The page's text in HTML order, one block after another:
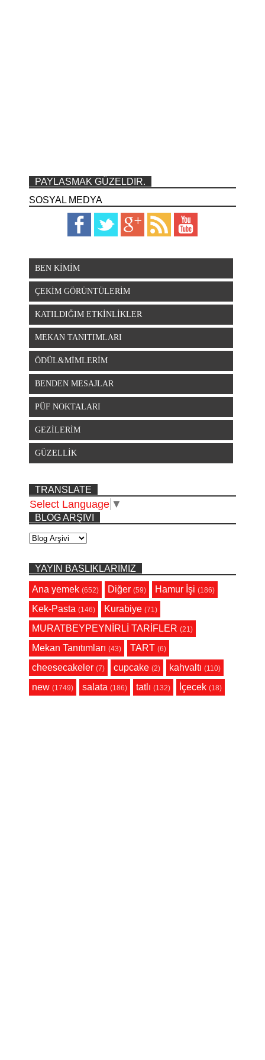
PAYLASMAK GÜZELDIR.
SOSYAL MEDYA
BEN KİMİM
ÇEKİM GÖRÜNTÜLERİM
KATILDIĞIM ETKİNLİKLER
MEKAN TANITIMLARI
ÖDÜL&MİMLERİM
BENDEN MESAJLAR
PÜF NOKTALARI
GEZİLERİM
GÜZELLİK
TRANSLATE
Select Language ▼
BLOG ARŞIVI
YAYIN BASLIKLARIMIZ
Ana yemek (652) Diğer (59) Hamur İşi (186)
Kek-Pasta (146) Kurabiye (71)
MURATBEYPEYNİRLİ TARİFLER (21)
Mekan Tanıtımları (43) TART (6)
cheesecakeler (7) cupcake (2) kahvaltı (110)
new (1749) salata (186) tatlı (132) İçecek (18)